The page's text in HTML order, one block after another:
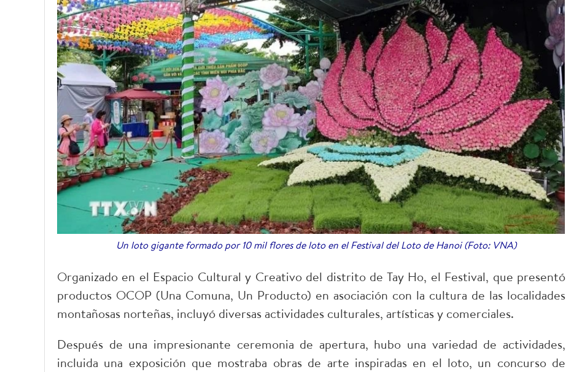
Un loto gigante formado por 10 mil flores de loto en el Festival del Loto de Hanoi (Foto: VNA)
Organizado en el Espacio Cultural y Creativo del distrito de Tay Ho, el Festival, que presentó
productos OCOP (Una Comuna, Un Producto) en asociación con la cultura de las localidades
montañosas norteñas, incluyó diversas actividades culturales, artísticas y comerciales.
Después de una impresionante ceremonia de apertura, hubo una variedad de actividades,
incluida una exposición que mostraba obras de arte inspiradas en el loto, un concurso de